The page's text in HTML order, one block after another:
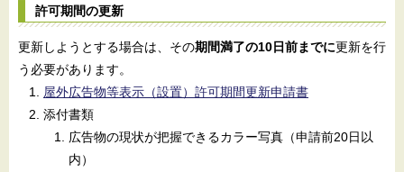
許可期間の更新
更新しようとする場合は、その期間満了の10日前までに更新を行
う必要があります。
屋外広告物等表示（設置）許可期間更新申請書
添付書類
広告物の現状が把握できるカラー写真（申請前20日以
内）